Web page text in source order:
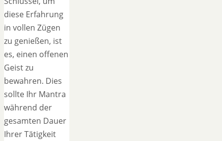
diese Erfahrung
in vollen Zügen
zu genießen, ist
es, einen offenen
Geist zu
bewahren. Dies
sollte Ihr Mantra
während der
gesamten Dauer
Ihrer Tätigkeit